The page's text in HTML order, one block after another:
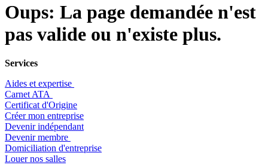
Oups: La page demandée n'est
pas valide ou n'existe plus.
Services
Aides et expertise
​Carnet ATA
Certificat d'Origine
Créer mon entreprise
Devenir indépendant
Devenir membre
​Domiciliation d'entreprise
Louer nos salles